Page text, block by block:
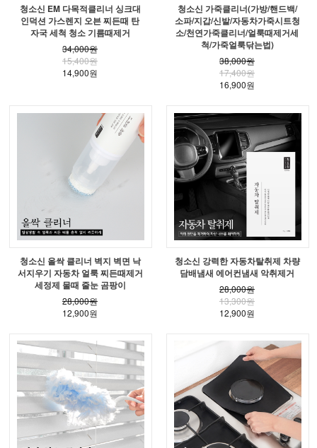
청소신 EM 다목적클리너 싱크대
인덕션 가스렌지 오븐 찌든때 탄
자국 세척 청소 기름때제거
34,000원
15,400원
14,900원
청소신 가죽클리너(가방/핸드백/
소파/지갑/신발/자동차가죽시트청
소/천연가죽클리너/얼룩때제거세
척/가죽얼룩닦는법)
38,000원
17,400원
16,900원
청소신 올싹 클리너 벽지 벽면 낙
서지우기 자동차 얼룩 찌든때제거
세정제 물때 줄눈 곰팡이
28,000원
12,900원
청소신 강력한 자동차탈취제 차량
담배냄새 에어컨냄새 악취제거
28,000원
13,300원
12,900원